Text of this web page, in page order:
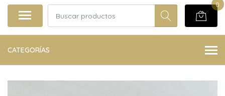
0
CATEGORÍAS